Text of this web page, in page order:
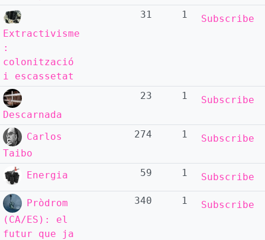
Extractivisme
:
colonització
i escassetat
31 1 Subscribe
Descarnada
23 1 Subscribe
Carlos
Taibo
274 1 Subscribe
Energia 59 1 Subscribe
Pròdrom
(CA/ES): el
futur que ja
340 1 Subscribe